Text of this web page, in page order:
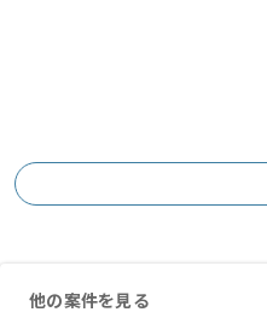
他の案件を見る